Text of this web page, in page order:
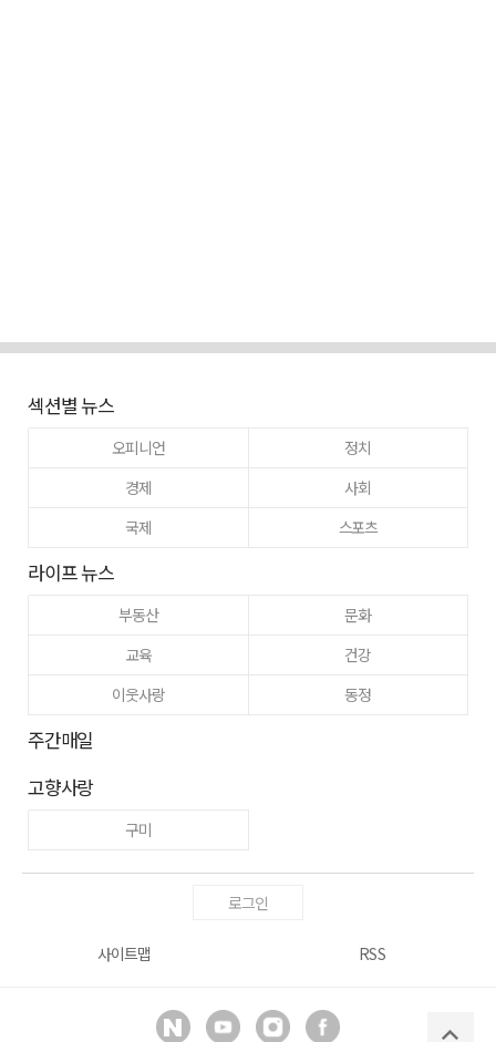
섹션별 뉴스
오피니언
정치
경제
사회
국제
스포츠
라이프 뉴스
부동산
문화
교육
건강
이웃사랑
동정
주간매일
고향사랑
구미
로그인
사이트맵 RSS